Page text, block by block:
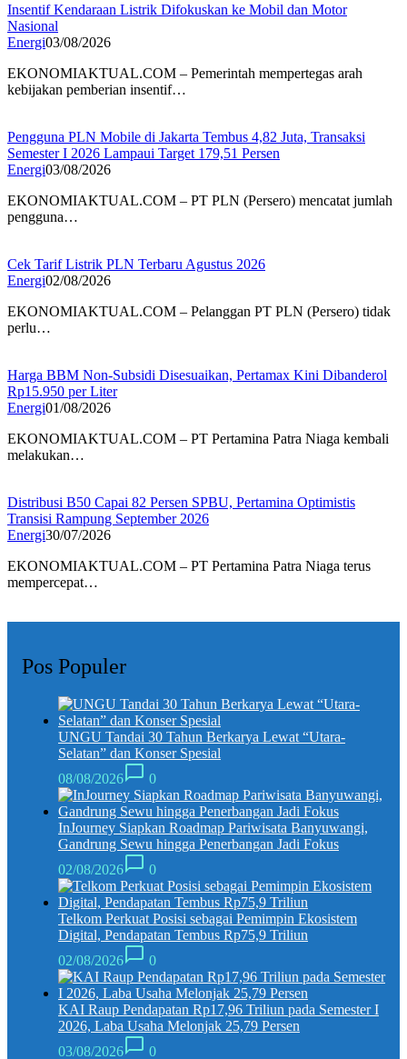
Insentif Kendaraan Listrik Difokuskan ke Mobil dan Motor
Nasional
Energi03/08/2026
EKONOMIAKTUAL.COM – Pemerintah mempertegas arah
kebijakan pemberian insentif…
Pengguna PLN Mobile di Jakarta Tembus 4,82 Juta, Transaksi
Semester I 2026 Lampaui Target 179,51 Persen
Energi03/08/2026
EKONOMIAKTUAL.COM – PT PLN (Persero) mencatat jumlah
pengguna…
Cek Tarif Listrik PLN Terbaru Agustus 2026
Energi02/08/2026
EKONOMIAKTUAL.COM – Pelanggan PT PLN (Persero) tidak
perlu…
Harga BBM Non-Subsidi Disesuaikan, Pertamax Kini Dibanderol
Rp15.950 per Liter
Energi01/08/2026
EKONOMIAKTUAL.COM – PT Pertamina Patra Niaga kembali
melakukan…
Distribusi B50 Capai 82 Persen SPBU, Pertamina Optimistis
Transisi Rampung September 2026
Energi30/07/2026
EKONOMIAKTUAL.COM – PT Pertamina Patra Niaga terus
mempercepat…
Pos Populer
UNGU Tandai 30 Tahun Berkarya Lewat “Utara-
Selatan” dan Konser Spesial
08/08/2026
0
InJourney Siapkan Roadmap Pariwisata Banyuwangi,
Gandrung Sewu hingga Penerbangan Jadi Fokus
02/08/2026
0
Telkom Perkuat Posisi sebagai Pemimpin Ekosistem
Digital, Pendapatan Tembus Rp75,9 Triliun
02/08/2026
0
KAI Raup Pendapatan Rp17,96 Triliun pada Semester I
2026, Laba Usaha Melonjak 25,79 Persen
03/08/2026
0